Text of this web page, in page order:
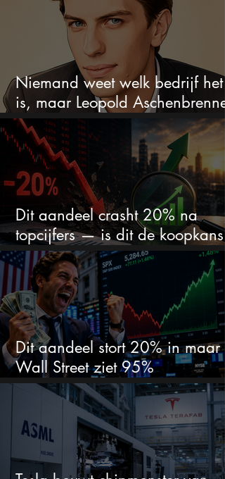
Niemand weet welk bedrijf het
is, maar Leopold Aschenbrenner
zet er nu $500 miljoen op
Dit aandeel crasht 20% na
topcijfers — is dit de koopkans
waar beleggers op wachtten?
Dit aandeel stort 20% in maar
Wall Street ziet 95%
koerspotentieel